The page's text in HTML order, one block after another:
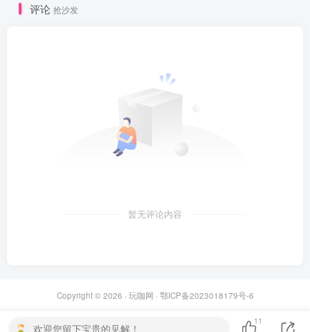
评论 抢沙发
暂无评论内容
Copyright © 2026 · 玩咖网 · 鄂ICP备2023018179号-6
欢迎您留下宝贵的见解！
11